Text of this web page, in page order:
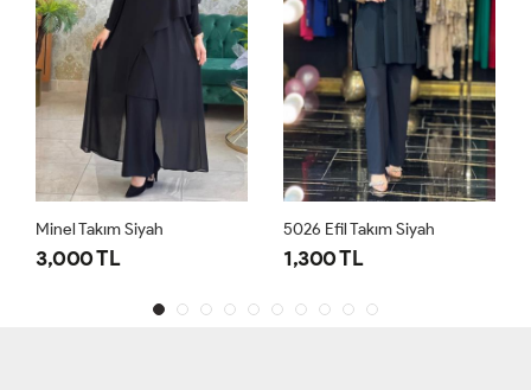
Minel Takım Siyah
3,000 TL
5026 Efil Takım Siyah
1,300 TL